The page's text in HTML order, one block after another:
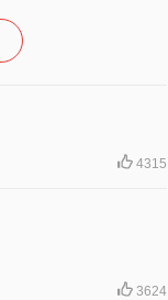
4315
3624